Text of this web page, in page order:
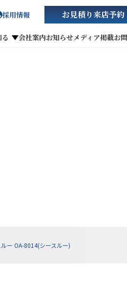
採用情報
会社案内お知らせメディア掲載お
お見積り来店予約
ー OA-8014(シースルー)